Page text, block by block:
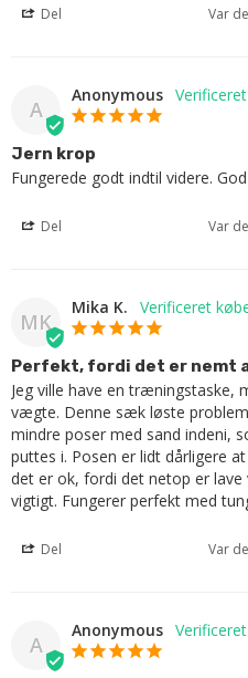
Del Var
A
Anonymous
Jern krop
Fungerede godt indtil videre.
Del Var
MK
Mika K.
Perfekt, fordi det er nemt
Jeg ville have en træningstaske,
vægte. Denne sæk løste
mindre poser med sand indeni,
puttes i. Posen er lidt dårligere
det er ok, fordi det netop er
vigtigt. Fungerer perfekt med
Del Var
A
Anonymous